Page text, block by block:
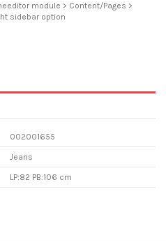
module > Content/Pages >
sidebar option
002001655
Jeans
LP:82 PB:106 cm